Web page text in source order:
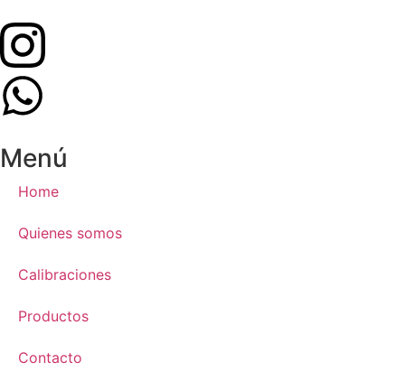
Menú
Home
Quienes somos
Calibraciones
Productos
Contacto